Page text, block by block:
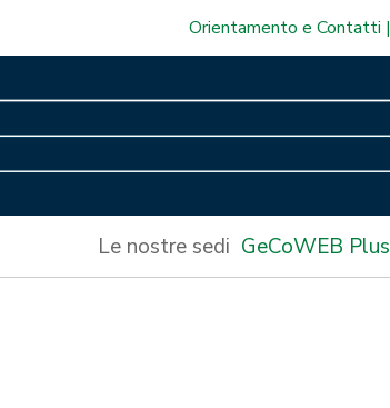
Orientamento e Contatti
Le nostre sedi GeCoWEB Plus